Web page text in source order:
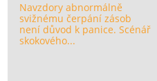
Navzdory abnormálně
svižnému čerpání zásob
není důvod k panice. Scénář
skokového...